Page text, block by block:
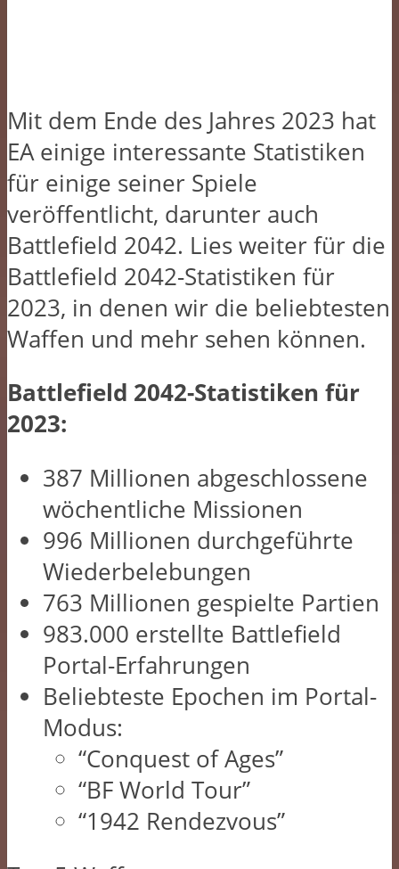
Mit dem Ende des Jahres 2023 hat
EA einige interessante Statistiken
für einige seiner Spiele
veröffentlicht, darunter auch
Battlefield 2042. Lies weiter für die
Battlefield 2042-Statistiken für
2023, in denen wir die beliebtesten
Waffen und mehr sehen können.
Battlefield 2042-Statistiken für
2023:
387 Millionen abgeschlossene
wöchentliche Missionen
996 Millionen durchgeführte
Wiederbelebungen
763 Millionen gespielte Partien
983.000 erstellte Battlefield
Portal-Erfahrungen
Beliebteste Epochen im Portal-
Modus:
“Conquest of Ages”
“BF World Tour”
“1942 Rendezvous”